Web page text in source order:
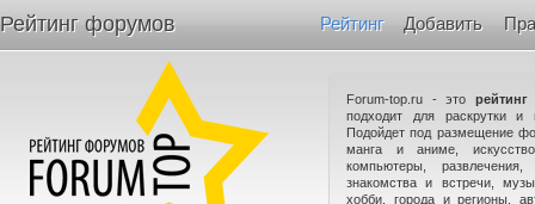
Рейтинг форумов Рейтинг Добавить
Forum-top.ru - это
подходит для раскрутки и
Подойдет под размещение
манга и аниме,
компьютеры,
знакомства и встречи,
хобби, города и регионы,